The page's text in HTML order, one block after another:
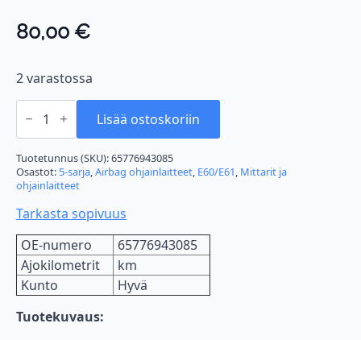
80,00 €
2 varastossa
BMW
E60
MODUULI
määrä
Lisää ostoskoriin
Tuotetunnus (SKU):65776943085
Osastot: 5-sarja,Airbag ohjainlaitteet, E60/E61, Mittarit ja
ohjainlaitteet
Tarkasta sopivuus
OE-numero
65776943085
Ajokilometrit
km
Kunto
Hyvä
Tuotekuvaus: